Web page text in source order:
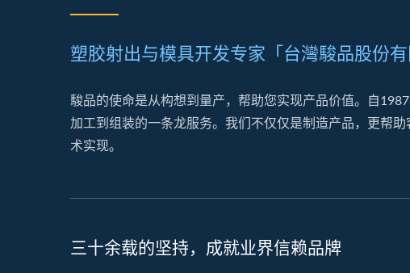
塑胶射出与模具开发专家「台灣駿品股份有
駿品的使命是从构想到量产，帮助您实现产品价值。自
加工到组装的一条龙服务。我们不仅仅是制造产品，更帮
术实现。
三十余载的坚持，成就业界信赖品牌